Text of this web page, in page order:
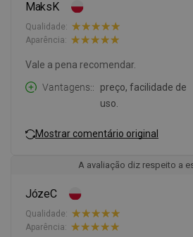
MaksK
Qualidade:
Aparência:
Vale a pena recomendar.
Vantagens:
preço, facilidade de
uso.
Mostrar comentário original
A avaliação diz respeito a
JózeC
Qualidade:
Aparência: